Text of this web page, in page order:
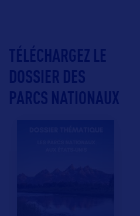
TÉLÉCHARGEZ LE
DOSSIER DES
PARCS NATIONAUX